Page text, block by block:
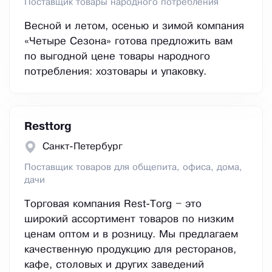
Поставщик товары народного потребления
Весной и летом, осенью и зимой компания
«Четыре Сезона» готова предложить вам
по выгодной цене товары народного
потребления: хозтовары и упаковку.
Resttorg
Санкт-Петербург
Поставщик товаров для общепита, офиса, дома,
дачи
Торговая компания Rest-Torg – это
широкий ассортимент товаров по низким
ценам оптом и в розницу. Мы предлагаем
качественную продукцию для ресторанов,
кафе, столовых и других заведений